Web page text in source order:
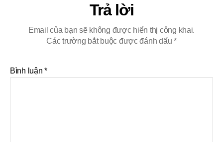
Trả lời
Email của bạn sẽ không được hiển thị công khai.
Các trường bắt buộc được đánh dấu*
Bình luận*